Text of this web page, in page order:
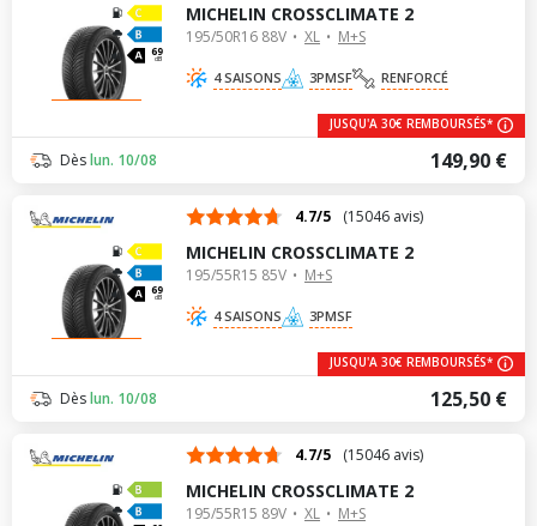
69
dB
MICHELIN CROSSCLIMATE 2
195/50R16 88V XL M+S
4 SAISONS 3PMSF RENFORCÉ
149,90 €
Dèslun. 10/08
JUSQU'A 30€ REMBOURSÉS*
69
dB
4.7/5 (15046 avis)
MICHELIN CROSSCLIMATE 2
195/55R15 85V M+S
4 SAISONS 3PMSF
125,50 €
Dèslun. 10/08
JUSQU'A 30€ REMBOURSÉS*
4.7/5 (15046 avis)
MICHELIN CROSSCLIMATE 2
195/55R15 89V XL M+S